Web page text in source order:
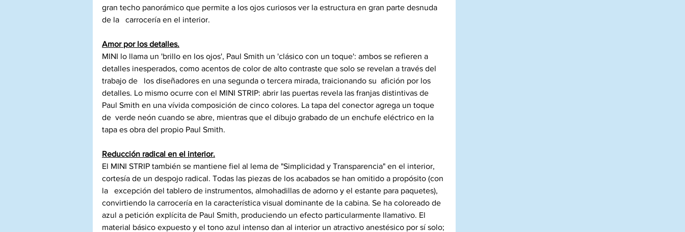
gran techo panorámico que permite a los ojos curiosos ver la estructura en gran parte desnuda
de la   carrocería en el interior.
Amor por los detalles.
MINI lo llama un 'brillo en los ojos', Paul Smith un 'clásico con un toque': ambos se refieren a
detalles inesperados, como acentos de color de alto contraste que solo se revelan a través del
trabajo de   los diseñadores en una segunda o tercera mirada, traicionando su  afición por los
detalles. Lo mismo ocurre con el MINI STRIP: abrir las puertas revela las franjas distintivas de
Paul Smith en una vívida composición de cinco colores. La tapa del conector agrega un toque
de  verde neón cuando se abre, mientras que el dibujo grabado de un enchufe eléctrico en la
tapa es obra del propio Paul Smith.
Reducción radical en el interior.
El MINI STRIP también se mantiene fiel al lema de "Simplicidad y Transparencia" en el interior,
cortesía de un despojo radical. Todas las piezas de los acabados se han omitido a propósito (con
la   excepción del tablero de instrumentos, almohadillas de adorno y el estante para paquetes),
convirtiendo la carrocería en la característica visual dominante de la cabina. Se ha coloreado de
azul a petición explícita de Paul Smith, produciendo un efecto particularmente llamativo. El
material básico expuesto y el tono azul intenso dan al interior un atractivo anestésico por sí solo;